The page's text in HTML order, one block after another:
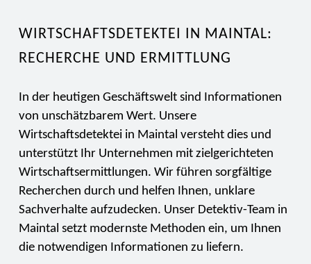
WIRTSCHAFTSDETEKTEI IN MAINTAL:
RECHERCHE UND ERMITTLUNG
In der heutigen Geschäftswelt sind Informationen
von unschätzbarem Wert. Unsere
Wirtschaftsdetektei in Maintal versteht dies und
unterstützt Ihr Unternehmen mit zielgerichteten
Wirtschaftsermittlungen. Wir führen sorgfältige
Recherchen durch und helfen Ihnen, unklare
Sachverhalte aufzudecken. Unser Detektiv-Team in
Maintal setzt modernste Methoden ein, um Ihnen
die notwendigen Informationen zu liefern.